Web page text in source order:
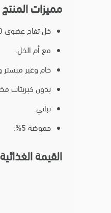
مميزات المنتج
خل تفاح عضوي 100%.
مع أم الخل.
خام وغير مبستر
بدون كبريتات
نباتي.
حموضة 5%.
القيمة الغذائية